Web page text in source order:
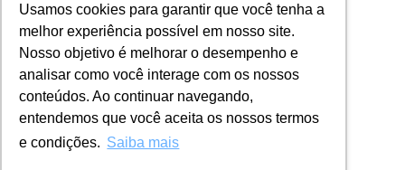
Usamos cookies para garantir que você tenha a
melhor experiência possível em nosso site.
Nosso objetivo é melhorar o desempenho e
analisar como você interage com os nossos
conteúdos. Ao continuar navegando,
entendemos que você aceita os nossos termos
e condições. Saiba mais